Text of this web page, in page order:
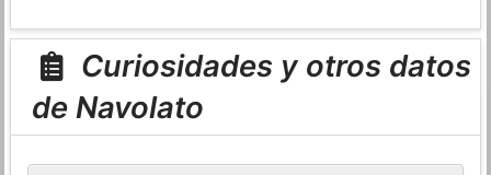
Curiosidades y otros datos
de Navolato